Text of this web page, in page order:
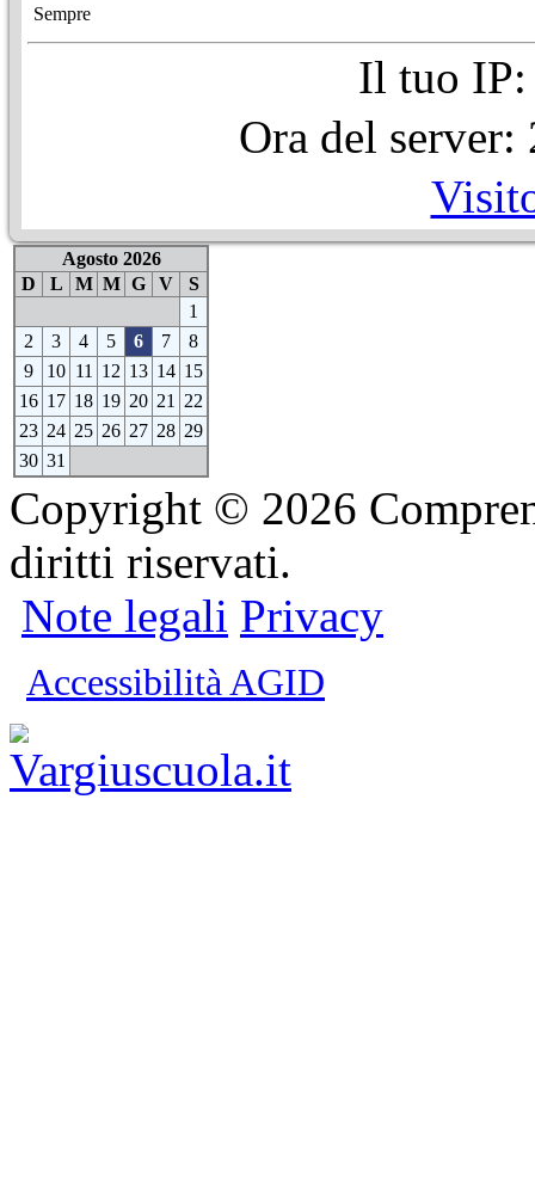
Sempre
Il tuo IP:
Ora del
Agosto 2026
D
L M M G V
S
1
2
3 4 5 6 7
8
9
10 11 12 13 14 15
16 17 18 19 20 21 22
23 24 25 26 27 28 29
30 31
Copyright © 2026
diritti riservati.
Note legali Privacy
Accessibilità AGID